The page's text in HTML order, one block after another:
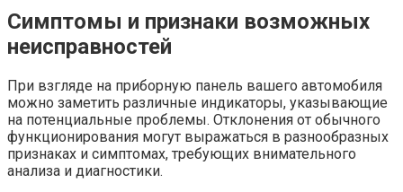
Симптомы и признаки возможных
неисправностей
При взгляде на приборную панель вашего автомобиля
можно заметить различные индикаторы, указывающие
на потенциальные проблемы. Отклонения от обычного
функционирования могут выражаться в разнообразных
признаках и симптомах, требующих внимательного
анализа и диагностики.